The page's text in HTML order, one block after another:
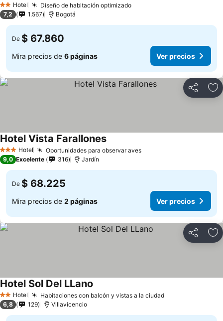
2 Estrellas
Hotel Diseño de habitación optimizadoVer precios
7,2 1.567 Bogotá
De $ 67.860
Mira precios de 6 páginas Ver precios
Compartir
3 Estrellas
Hotel Oportunidades para observar avesVer precios
Hotel Vista FarallonesVer precios
9,0 Excelente 316 Jardín
De $ 68.225
Mira precios de 2 páginas Ver precios
Compartir
2 Estrellas
Hotel Habitaciones con balcón y vistas a la ciudadVer precios
Hotel Sol Del LLano
6,8 129 Villavicencio